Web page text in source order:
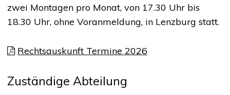
zwei Montagen pro Monat, von 17.30 Uhr bis
18.30 Uhr, ohne Voranmeldung, in Lenzburg statt.
Rechtsauskunft Termine 2026
Zuständige Abteilung